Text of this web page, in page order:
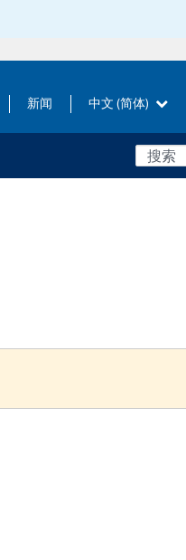
新闻 中文 (简体)